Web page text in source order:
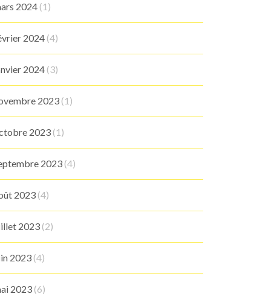
2024 (1)
2024 (4)
2024 (3)
2023 (1)
2023 (1)
2023 (4)
2023 (4)
2023 (2)
2023 (4)
2023 (6)